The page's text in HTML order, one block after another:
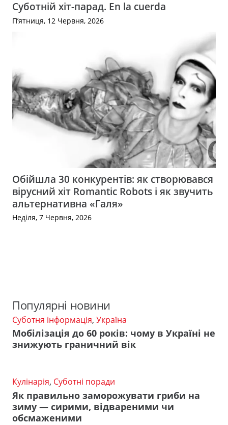
Суботній хіт-парад. En la cuerda
П’ятниця, 12 Червня, 2026
Обійшла 30 конкурентів: як створювався
вірусний хіт Romantic Robots і як звучить
альтернативна «Галя»
Неділя, 7 Червня, 2026
Популярні новини
Суботня інформація, Україна
Мобілізація до 60 років: чому в Україні не
знижують граничний вік
Кулінарія, Суботні поради
Як правильно заморожувати гриби на
зиму — сирими, відвареними чи
обсмаженими